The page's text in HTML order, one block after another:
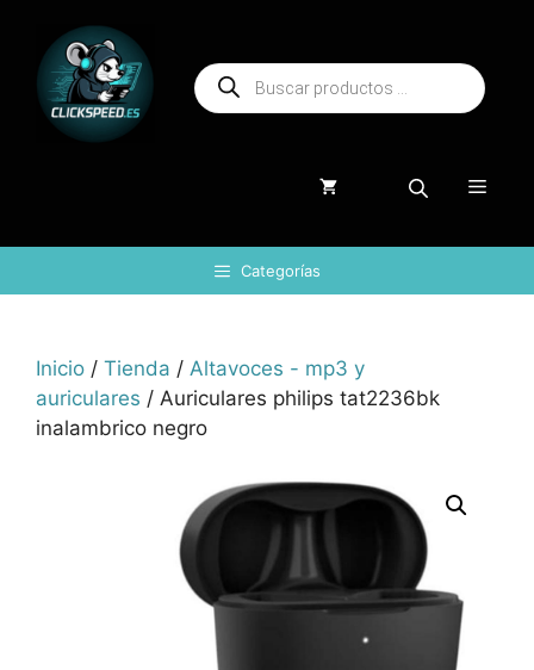
contenido
Búsqueda
de
productos
Menú
Categorías
Inicio / Tienda / Altavoces - mp3 y
auriculares / Auriculares philips tat2236bk
inalambrico negro